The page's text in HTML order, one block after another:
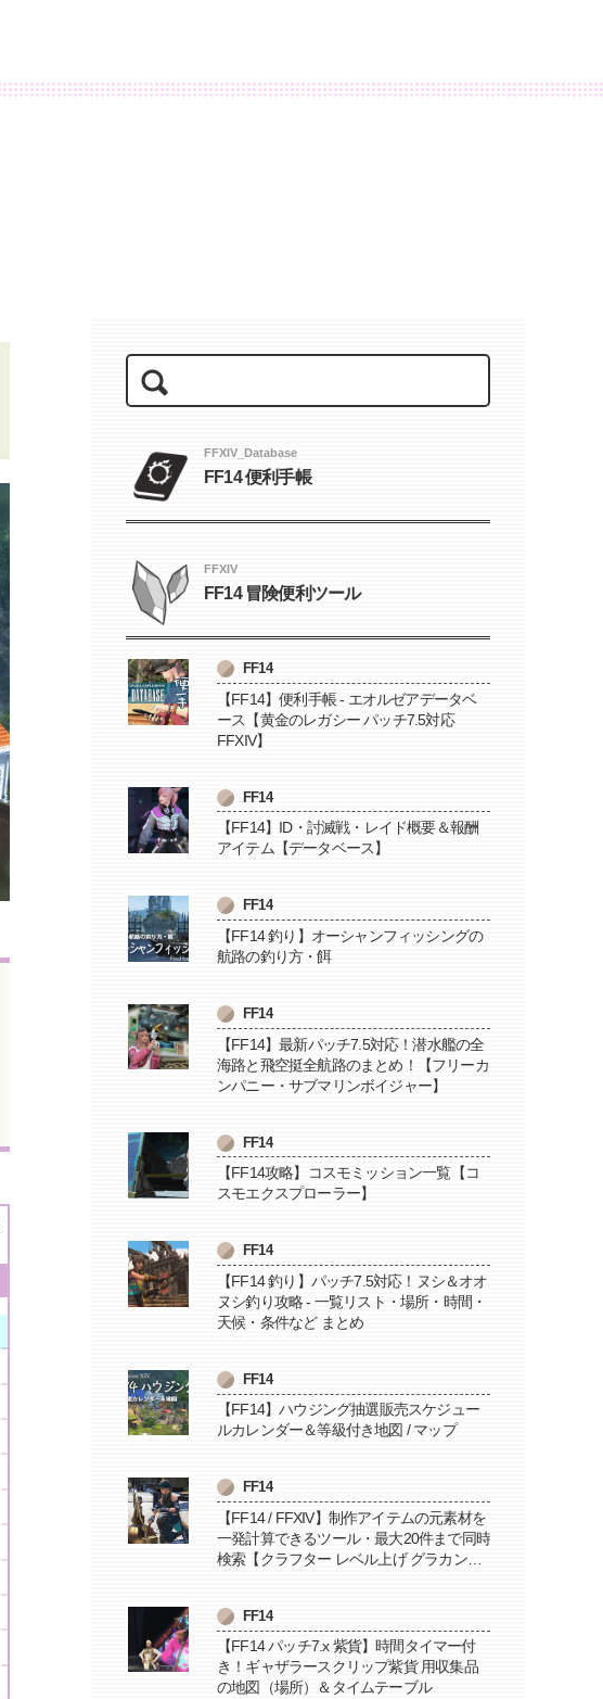
FFXIV_Database
FF14 便利手帳
FFXIV
FF14 冒険便利ツール
FF14
【FF14】便利手帳 - エオルゼアデータベ
ース【黄金のレガシー パッチ7.5対応
FFXIV】
FF14
【FF14】ID・討滅戦・レイド概要＆報酬
アイテム【データベース】
FF14
【FF14 釣り】オーシャンフィッシングの
航路の釣り方・餌
FF14
【FF14】最新パッチ7.5対応！潜水艦の全
海路と飛空挺全航路のまとめ！【フリーカ
ンパニー・サブマリンボイジャー】
FF14
【FF14攻略】コスモミッション一覧【コ
スモエクスプローラー】
FF14
【FF14 釣り】パッチ7.5対応！ヌシ＆オオ
ヌシ釣り攻略 - 一覧リスト・場所・時間・
天候・条件など まとめ
FF14
【FF14】ハウジング抽選販売スケジュー
ルカレンダー＆等級付き地図 / マップ
FF14
【FF14 / FFXIV】制作アイテムの元素材を
一発計算できるツール・最大20件まで同時
検索【クラフター レベル上げ グラカン納
FF14
【FF14 パッチ7.x 紫貨】時間タイマー付
き！ギャザラースクリップ紫貨 用収集品
の地図（場所）＆タイムテーブル